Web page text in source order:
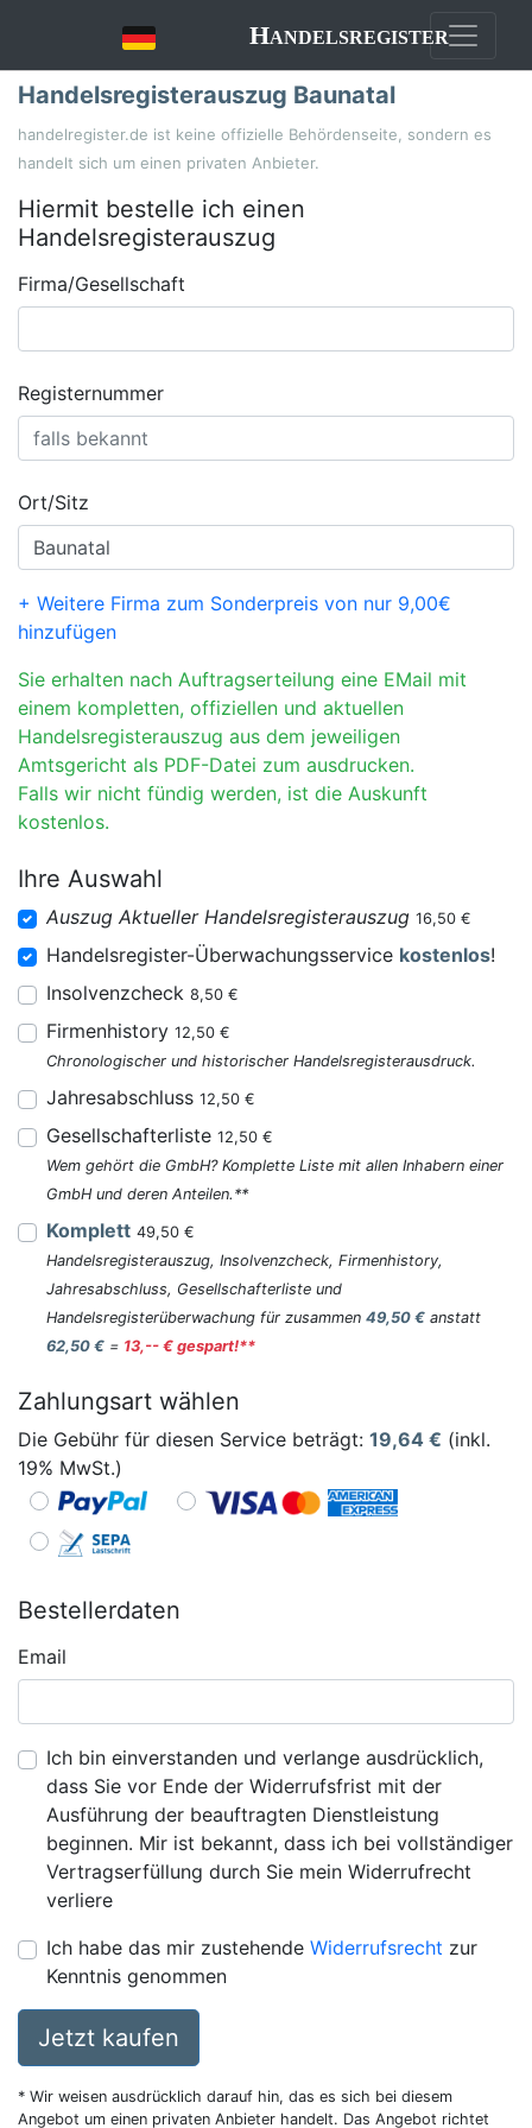
Handelsregister
Handelsregisterauszug Baunatal
handelregister.de ist keine offizielle Behördenseite, sondern es
handelt sich um einen privaten Anbieter.
Hiermit bestelle ich einen
Handelsregisterauszug
Firma/Gesellschaft
Registernummer
Ort/Sitz
+ Weitere Firma zum Sonderpreis von nur 9,00€
hinzufügen
Sie erhalten nach Auftragserteilung eine EMail mit
einem kompletten, offiziellen und aktuellen
Handelsregisterauszug aus dem jeweiligen
Amtsgericht als PDF-Datei zum ausdrucken.
Falls wir nicht fündig werden, ist die Auskunft
kostenlos.
Ihre Auswahl
Auszug Aktueller Handelsregisterauszug 16,50 €
Handelsregister-Überwachungsservice kostenlos!
Insolvenzcheck 8,50 €
Firmenhistory 12,50 €
Chronologischer und historischer Handelsregisterausdruck.
Jahresabschluss 12,50 €
Gesellschafterliste 12,50 €
Wem gehört die GmbH? Komplette Liste mit allen Inhabern einer
GmbH und deren Anteilen.**
Komplett 49,50 €
Handelsregisterauszug, Insolvenzcheck, Firmenhistory,
Jahresabschluss, Gesellschafterliste und
Handelsregisterüberwachung für zusammen 49,50 € anstatt
62,50 € = 13,-- € gespart!**
Zahlungsart wählen
Die Gebühr für diesen Service beträgt: 19,64 € (inkl.
19% MwSt.)
Bestellerdaten
Email
Ich bin einverstanden und verlange ausdrücklich,
dass Sie vor Ende der Widerrufsfrist mit der
Ausführung der beauftragten Dienstleistung
beginnen. Mir ist bekannt, dass ich bei vollständiger
Vertragserfüllung durch Sie mein Widerrufrecht
verliere
Ich habe das mir zustehende Widerrufsrecht zur
Kenntnis genommen
Jetzt kaufen
* Wir weisen ausdrücklich darauf hin, das es sich bei diesem
Angebot um einen privaten Anbieter handelt. Das Angebot richtet